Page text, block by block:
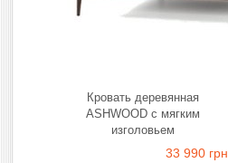
Кровать деревянная
ASHWOOD с мягким
изголовьем
33 990 грн.